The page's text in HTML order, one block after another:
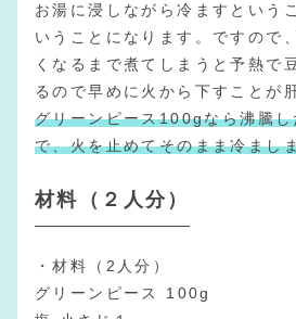
お湯に浸しながら冷ますという
いうことになります。ですので
くなるまで煮てしまうと予熱で
るので早めに火から下すことが
グリーンピース100gなら沸騰
で、火を止めてそのまま冷まし
材料（２人分）
・材料（2人分）
グリーンピース 100g